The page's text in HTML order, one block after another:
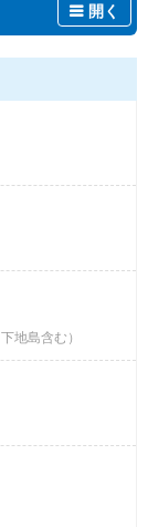
開く
地島含む）